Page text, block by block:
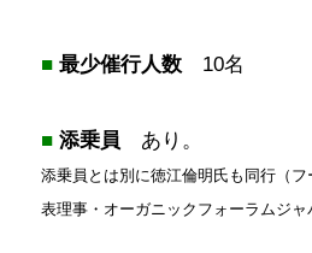
■ 最少催行人数 10名
■ 添乗員 あり。
添乗員とは別に徳江倫明氏も同行（
表理事・オーガニックフォーラムジャ